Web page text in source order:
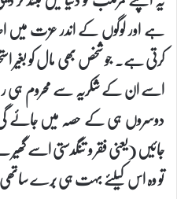
ہے اور لوگوں کے اندر عزت میں
کرتی ہے۔ جو شخص بھی مال کو بغیر
اسے ان کے شکریہ سے محروم ہی
دوسروں ہی کے حصہ میں جائے
جائیں (یعنی فقر و تنگدستی اسے
تو وہ اس کیلئے بہت ہی بُرے